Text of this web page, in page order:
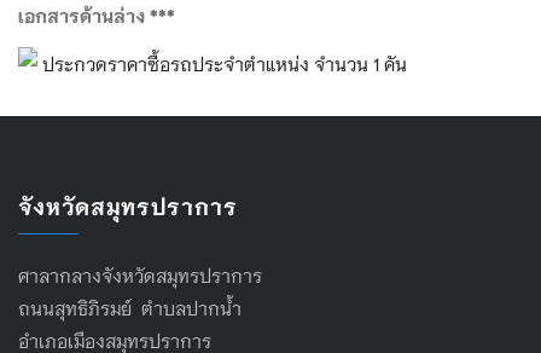
เอกสารด้านล่าง ***
ประกวดราคาซื้อรถประจำตำแหน่ง จำนวน 1 คัน
จังหวัดสมุทรปราการ
ศาลากลางจังหวัดสมุทรปราการ
ถนนสุทธิภิรมย์ ตำบลปากน้ำ
อำเภอเมืองสมุทรปราการ